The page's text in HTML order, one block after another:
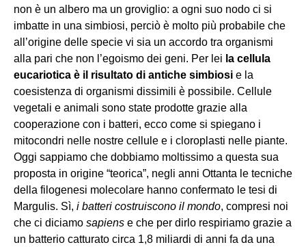
non è un albero ma un groviglio: a ogni suo nodo ci si
imbatte in una simbiosi, perciò è molto più probabile che
all’origine delle specie vi sia un accordo tra organismi
alla pari che non l’egoismo dei geni. Per lei la cellula
eucariotica è il risultato di antiche simbiosi e la
coesistenza di organismi dissimili è possibile. Cellule
vegetali e animali sono state prodotte grazie alla
cooperazione con i batteri, ecco come si spiegano i
mitocondri nelle nostre cellule e i cloroplasti nelle piante.
Oggi sappiamo che dobbiamo moltissimo a questa sua
proposta in origine “teorica”, negli anni Ottanta le tecniche
della filogenesi molecolare hanno confermato le tesi di
Margulis. Sì, i batteri costruiscono il mondo, compresi noi
che ci diciamo sapiens e che per dirlo respiriamo grazie a
un batterio catturato circa 1,8 miliardi di anni fa da una